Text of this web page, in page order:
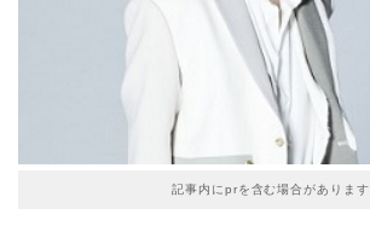
記事内にprを含む場合があります